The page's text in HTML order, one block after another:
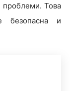
проблеми. Това
безопасна и